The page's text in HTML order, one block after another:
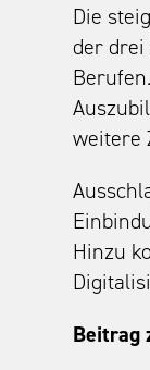
Die
der drei
weitere
Hinzu
Beitrag